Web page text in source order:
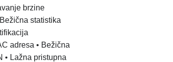
brzine
statistika
adresa • Bežična
• Lažna pristupna